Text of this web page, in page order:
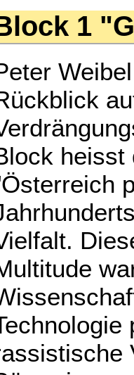
1
heisst